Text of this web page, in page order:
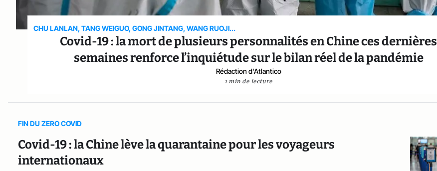
CHU LANLAN, TANG WEIGUO, GONG JINTANG, WANG RUOJI...
Covid-19 : la mort de plusieurs personnalités en Chine ces dernières
semaines renforce l’inquiétude sur le bilan réel de la pandémie
Rédaction d'Atlantico
1 min de lecture
FIN DU ZERO COVID
Covid-19 : la Chine lève la quarantaine pour les voyageurs
internationaux